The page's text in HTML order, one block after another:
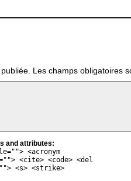
Les champs obligatoires
and attributes:
<acronym
<cite> <code> <del
<s> <strike>